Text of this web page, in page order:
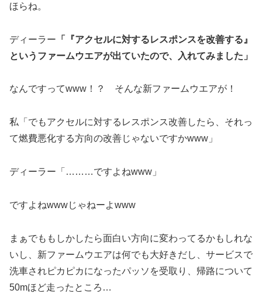
ほらね。
ディーラー 「『アクセルに対するレスポンスを改善する』
というファームウエアが出ていたので、入れてみました」
なんですってwww！？ そんな新ファームウエアが！
私「でもアクセルに対するレスポンス改善したら、それっ
て燃費悪化する方向の改善じゃないですかwww」
ディーラー「………ですよねwww」
ですよねwwwじゃねーよwww
まぁでももしかしたら面白い方向に変わってるかもしれな
いし、新ファームウエアは何でも大好きだし、サービスで
洗車されピカピカになったパッソを受取り、帰路について
50mほど走ったところ…